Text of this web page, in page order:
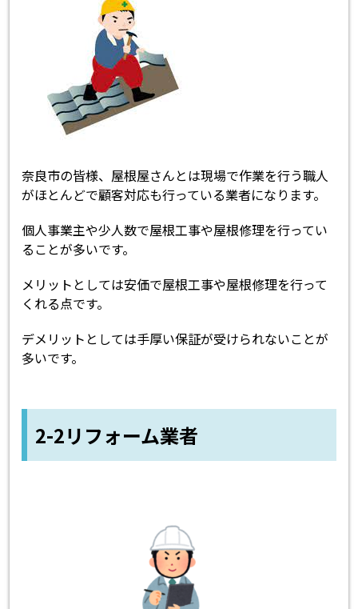
奈良市の皆様、屋根屋さんとは現場で作業を行う職人
がほとんどで顧客対応も行っている業者になります。
個人事業主や少人数で屋根工事や屋根修理を行ってい
ることが多いです。
メリットとしては安価で屋根工事や屋根修理を行って
くれる点です。
デメリットとしては手厚い保証が受けられないことが
多いです。
2-2リフォーム業者